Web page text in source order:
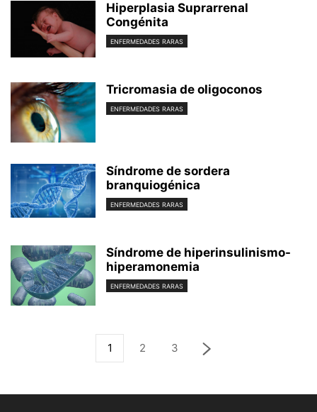
Hiperplasia Suprarrenal
Congénita
ENFERMEDADES RARAS
Tricromasia de oligoconos
ENFERMEDADES RARAS
Síndrome de sordera
branquiogénica
ENFERMEDADES RARAS
Síndrome de hiperinsulinismo-
hiperamonemia
ENFERMEDADES RARAS
1 2 3